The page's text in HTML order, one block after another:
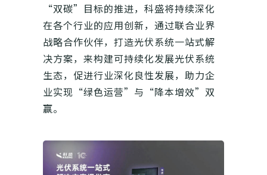
“双碳”目标的推进，科盛将持续深化
在各个行业的应用创新，通过联合业界
战略合作伙伴，打造光伏系统一站式解
决方案，来构建可持续化发展光伏系统
生态，促进行业深化良性发展，助力企
业实现“绿色运营”与“降本增效”双
赢。